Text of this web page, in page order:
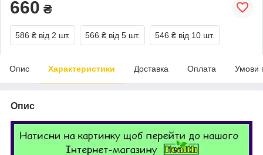
660 ₴
586 ₴ від 2 шт. 566 ₴ від 5 шт. 546 ₴ від 10 шт.
Опис Характеристики Доставка Оплата Умови
Опис